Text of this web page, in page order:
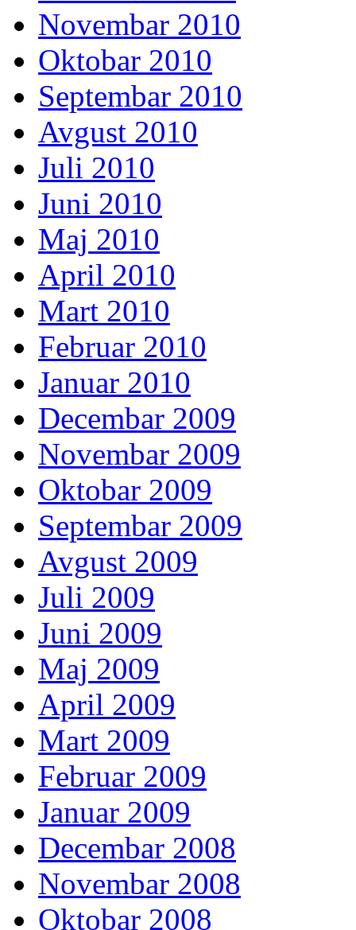
Novembar 2010
Oktobar 2010
Septembar 2010
Avgust 2010
Juli 2010
Juni 2010
Maj 2010
April 2010
Mart 2010
Februar 2010
Januar 2010
Decembar 2009
Novembar 2009
Oktobar 2009
Septembar 2009
Avgust 2009
Juli 2009
Juni 2009
Maj 2009
April 2009
Mart 2009
Februar 2009
Januar 2009
Decembar 2008
Novembar 2008
Oktobar 2008